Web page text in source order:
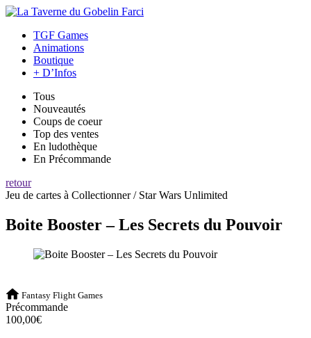
TGF Games
Animations
Boutique
+ D’Infos
Tous
Nouveautés
Coups de coeur
Top des ventes
En ludothèque
En Précommande
retour
Jeu de cartes à Collectionner / Star Wars Unlimited
Boite Booster – Les Secrets du Pouvoir
Fantasy Flight Games
Précommande
100,00€